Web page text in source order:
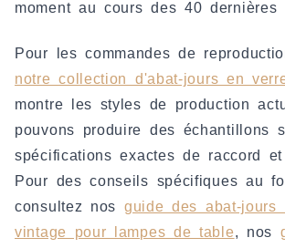
moment au cours des 40 dernières
Pour les commandes de
notre collection d'abat-jours en
montre les styles de production
pouvons produire des échantillons
spécifications exactes de raccord
Pour des conseils spécifiques au
consultez nos guide des abat-jours
vintage pour lampes de table, nos